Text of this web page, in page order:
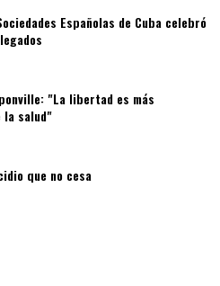
Españolas de Cuba celebró
"La libertad es más
la salud"
que no cesa